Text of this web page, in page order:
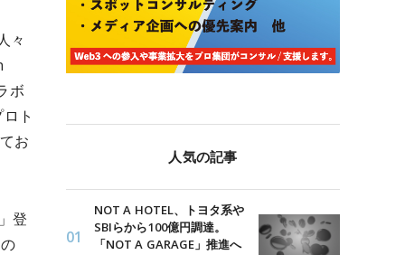
々
ボ
ト
お
登
人気の記事
NOT A HOTEL、トヨタ系や
SBIらから100億円調達。
「NOT A GARAGE」推進へ